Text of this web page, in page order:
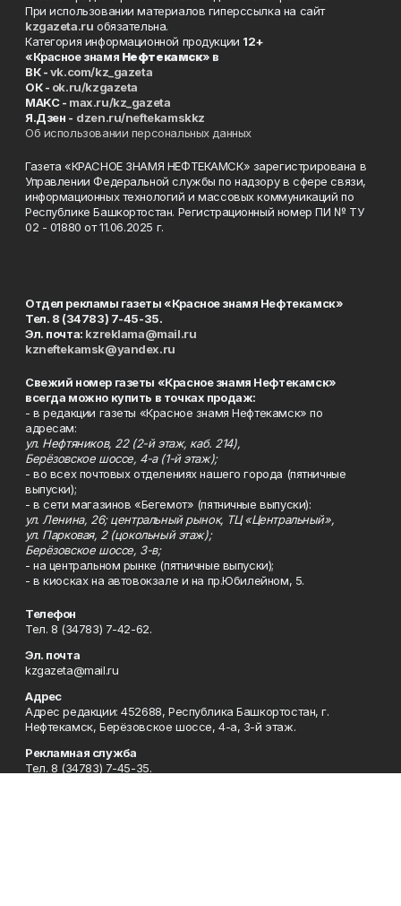
При использовании материалов гиперссылка на сайт
kzgazeta.ru обязательна.
Категория информационной продукции 12+
«Красное знамя Нефтекамск» в
ВК -vk.com/kz_gazeta
ОК - ok.ru/kzgazeta
MAKC - max.ru/kz_gazeta
Я.Дзен - dzen.ru/neftekamskkz
Об использовании персональных данных
Газета «КРАСНОЕ ЗНАМЯ НЕФТЕКАМСК» зарегистрирована в
Управлении Федеральной службы по надзору в сфере связи,
информационных технологий и массовых коммуникаций по
Республике Башкортостан. Регистрационный номер ПИ № ТУ
02 - 01880 от 11.06.2025 г.
Отдел рекламы газеты «Красное знамя Нефтекамск»
Тел. 8 (34783) 7-45-35.
Эл. почта: kzreklama@mail.ru
kzneftekamsk@yandex.ru
Свежий номер газеты «Красное знамя Нефтекамск»
всегда можно купить в точках продаж:
- в редакции газеты «Красное знамя Нефтекамск» по
адресам:
ул. Нефтяников, 22 (2-й этаж, каб. 214),
Берёзовское шоссе, 4-а (1-й этаж);
- во всех почтовых отделениях нашего города (пятничные
выпуски);
- в сети магазинов «Бегемот» (пятничные выпуски):
ул. Ленина, 26; центральный рынок, ТЦ «Центральный»,
ул. Парковая, 2 (цокольный этаж);
Берёзовское шоссе, 3-в;
- на центральном рынке (пятничные выпуски);
- в киосках на автовокзале и на пр.Юбилейном, 5.
Телефон
Тел. 8 (34783) 7-42-62.
Эл. почта
kzgazeta@mail.ru
Адрес
Адрес редакции: 452688, Республика Башкортостан, г.
Нефтекамск, Берёзовское шоссе, 4-а, 3-й этаж.
Рекламная служба
Тел. 8 (34783) 7-45-35.